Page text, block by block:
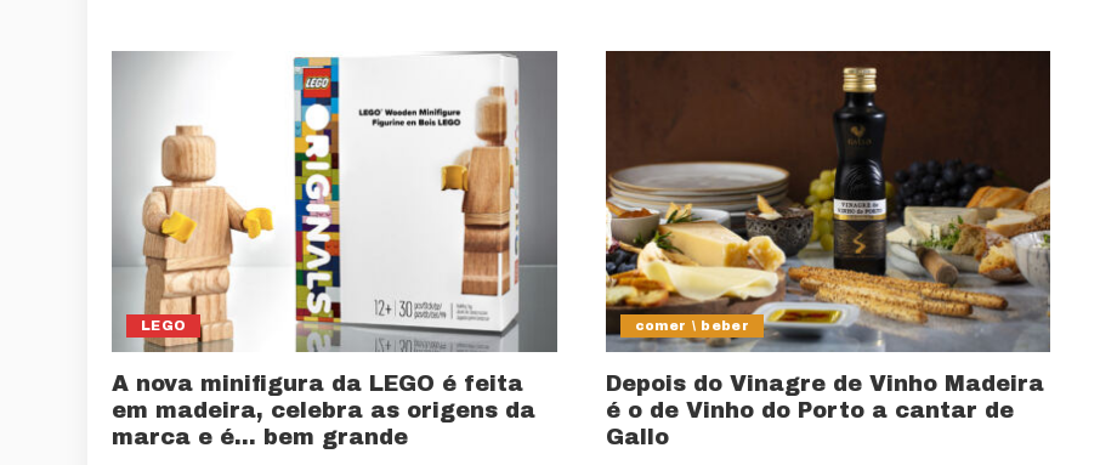
LEGO
A nova minifigura da LEGO é feita
em madeira, celebra as origens da
marca e é… bem grande
comer \ beber
Depois do Vinagre de Vinho Madeira
é o de Vinho do Porto a cantar de
Gallo